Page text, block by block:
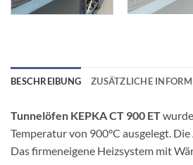
BESCHREIBUNG ZUSÄTZLICHE
Tunnelöfen KEPKA CT 900 ET
Temperatur von 900°C ausgelegt.
Das firmeneigene Heizsystem mit